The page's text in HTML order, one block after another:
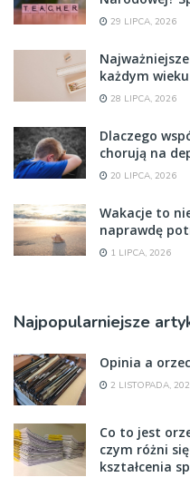
29 LIPCA, 2026
każdym wieku
28 LIPCA, 2026
Dlaczego
chorują na
20 LIPCA, 2026
Wakacje to
naprawdę
1 LIPCA, 2026
Najpopularniejsze
Opinia a
2 LISTOPADA,
Co to jest
czym różni
kształcenia